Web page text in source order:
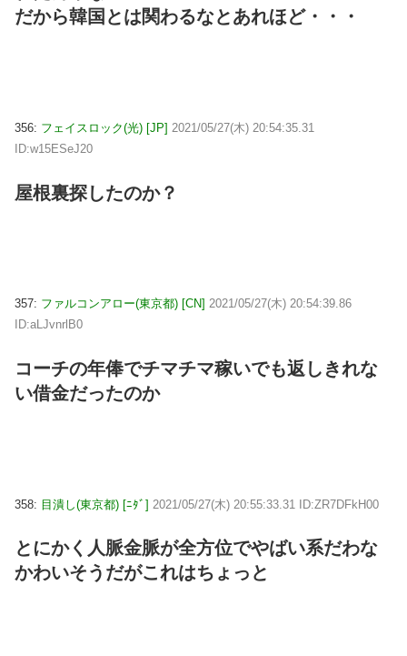
だから韓国とは関わるなとあれほど・・・
356: フェイスロック(光) [JP] 2021/05/27(木) 20:54:35.31
ID:w15ESeJ20
屋根裏探したのか？
357: ファルコンアロー(東京都) [CN] 2021/05/27(木) 20:54:39.86
ID:aLJvnrlB0
コーチの年俸でチマチマ稼いでも返しきれな
い借金だったのか
358: 目潰し(東京都) [ﾆﾀﾞ] 2021/05/27(木) 20:55:33.31 ID:ZR7DFkH00
とにかく人脈金脈が全方位でやばい系だわな
かわいそうだがこれはちょっと